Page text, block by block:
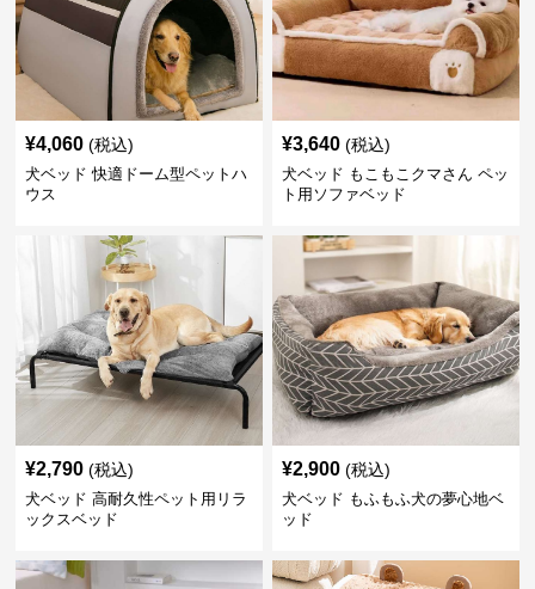
¥4,060 (税込)
犬ベッド 快適ドーム型ペットハ
ウス
¥3,640 (税込)
犬ベッド もこもこクマさん ペッ
ト用ソファベッド
¥2,790 (税込)
犬ベッド 高耐久性ペット用リラ
ックスベッド
¥2,900 (税込)
犬ベッド もふもふ犬の夢心地ベ
ッド